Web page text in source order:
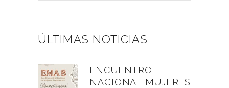
ÚLTIMAS NOTICIAS
ENCUENTRO
NACIONAL MUJERES